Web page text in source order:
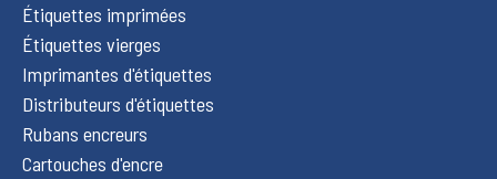
Étiquettes imprimées
Étiquettes vierges
Imprimantes d'étiquettes
Distributeurs d'étiquettes
Rubans encreurs
Cartouches d'encre